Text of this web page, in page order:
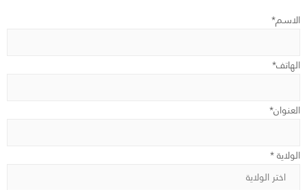
الاسم*
الهاتف*
العنوان*
الولاية *